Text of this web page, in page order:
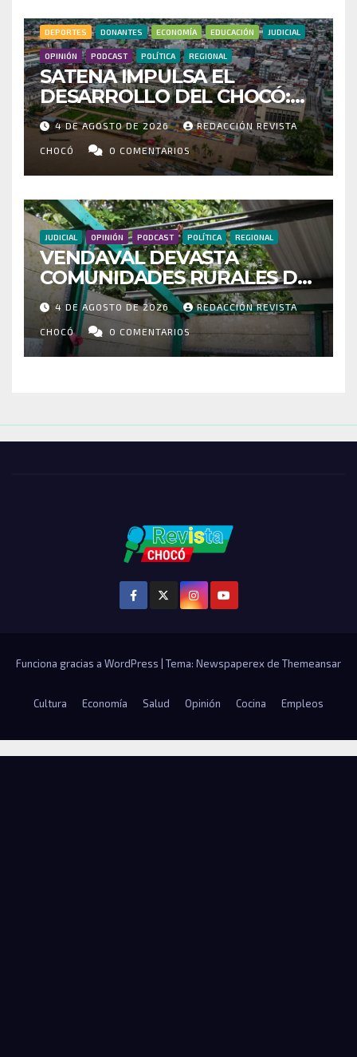
DEPORTES DONANTES ECONOMÍA EDUCACIÓN JUDICIAL
OPINIÓN PODCAST POLÍTICA REGIONAL
SATENA IMPULSA EL
DESARROLLO DEL CHOCÓ:
MÁS DE 35 MIL PASAJEROS
MOVILIZADOS Y NUEVAS
RUTAS FORTALECEN LA
CONECTIVIDAD
4 DE AGOSTO DE 2026 REDACCIÓN REVISTA
CHOCÓ 0 COMENTARIOS
JUDICIAL OPINIÓN PODCAST POLÍTICA REGIONAL
VENDAVAL DEVASTA
COMUNIDADES RURALES DE
RIOSUCIO: ESCUELAS,
VIVIENDAS Y CEMENTERIO
ENTRE LOS AFECTADOS
4 DE AGOSTO DE 2026 REDACCIÓN REVISTA
CHOCÓ 0 COMENTARIOS
Funciona gracias a WordPress Tema: Newspaperex de Themeansar
Cultura Economía Salud Opinión Cocina Empleos